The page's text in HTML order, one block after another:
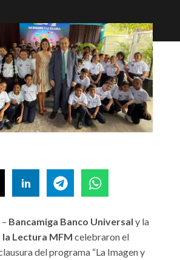
– Bancamiga Banco Universal y la
Lectura MFM celebraron el
del programa “La Imagen y